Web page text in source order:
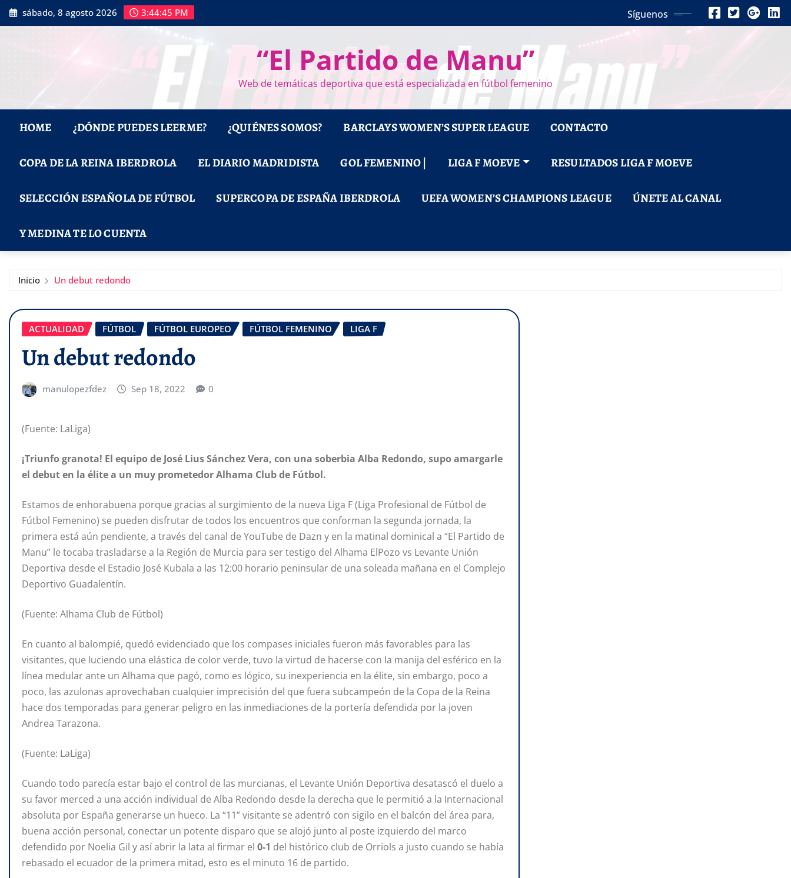
Saltar
al
sábado, 8 agosto 2026 3:44:46 PM Síguenos
“El Partido de Manu”
Web de temáticas deportiva que está especializada en fútbol femenino
HOME ¿DÓNDE PUEDES LEERME? ¿QUIÉNES SOMOS? BARCLAYS WOMEN’S SUPER LEAGUE CONTACTO
COPA DE LA REINA IBERDROLA EL DIARIO MADRIDISTA GOL FEMENINO | LIGA F MOEVE RESULTADOS LIGA F MOEVE
SELECCIÓN ESPAÑOLA DE FÚTBOL SUPERCOPA DE ESPAÑA IBERDROLA UEFA WOMEN’S CHAMPIONS LEAGUE ÚNETE AL CANAL
Y MEDINA TE LO CUENTA
Inicio Un debut redondo
ACTUALIDAD FÚTBOL FÚTBOL EUROPEO FÚTBOL FEMENINO LIGA F
Un debut redondo
manulopezfdez Sep 18, 2022 0
(Fuente: LaLiga)
¡Triunfo granota! El equipo de José Lius Sánchez Vera, con una soberbia Alba Redondo, supo amargarle
el debut en la élite a un muy prometedor Alhama Club de Fútbol.
Estamos de enhorabuena porque gracias al surgimiento de la nueva Liga F (Liga Profesional de Fútbol de
Fútbol Femenino) se pueden disfrutar de todos los encuentros que conforman la segunda jornada, la
primera está aún pendiente, a través del canal de YouTube de Dazn y en la matinal dominical a “El Partido de
Manu” le tocaba trasladarse a la Región de Murcia para ser testigo del Alhama ElPozo vs Levante Unión
Deportiva desde el Estadio José Kubala a las 12:00 horario peninsular de una soleada mañana en el Complejo
Deportivo Guadalentín.
(Fuente: Alhama Club de Fútbol)
En cuanto al balompié, quedó evidenciado que los compases iniciales fueron más favorables para las
visitantes, que luciendo una elástica de color verde, tuvo la virtud de hacerse con la manija del esférico en la
línea medular ante un Alhama que pagó, como es lógico, su inexperiencia en la élite, sin embargo, poco a
poco, las azulonas aprovechaban cualquier imprecisión del que fuera subcampeón de la Copa de la Reina
hace dos temporadas para generar peligro en las inmediaciones de la portería defendida por la joven
Andrea Tarazona.
(Fuente: LaLiga)
Cuando todo parecía estar bajo el control de las murcianas, el Levante Unión Deportiva desatascó el duelo a
su favor merced a una acción individual de Alba Redondo desde la derecha que le permitió a la Internacional
absoluta por España generarse un hueco. La “11” visitante se adentró con sigilo en el balcón del área para,
buena acción personal, conectar un potente disparo que se alojó junto al poste izquierdo del marco
defendido por Noelia Gil y así abrir la lata al firmar el 0-1 del histórico club de Orriols a justo cuando se había
rebasado el ecuador de la primera mitad, esto es el minuto 16 de partido.